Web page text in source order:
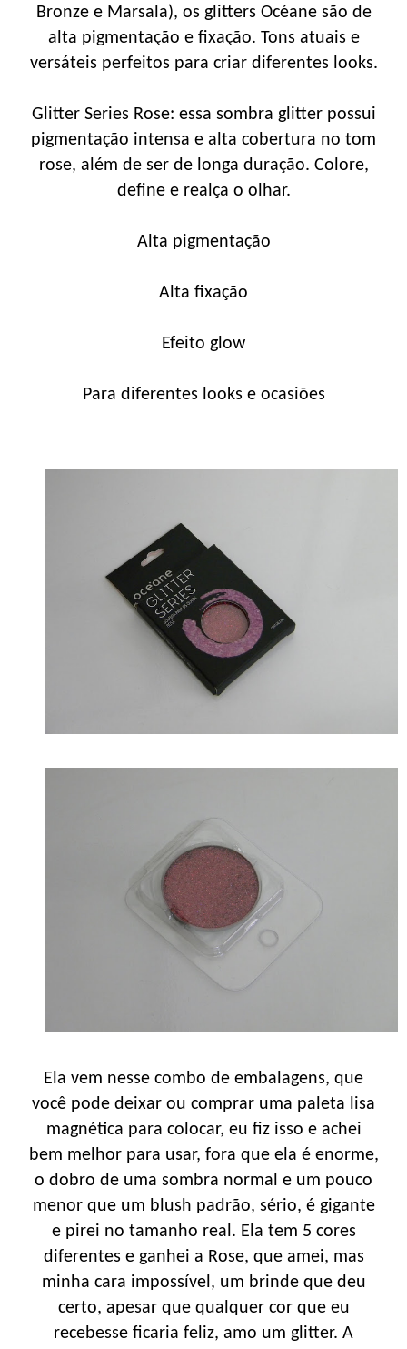
Bronze e Marsala), os glitters Océane são de
alta pigmentação e fixação. Tons atuais e
versáteis perfeitos para criar diferentes looks.
Glitter Series Rose: essa sombra glitter possui
pigmentação intensa e alta cobertura no tom
rose, além de ser de longa duração. Colore,
define e realça o olhar.
Alta pigmentação
Alta fixação
Efeito glow
Para diferentes looks e ocasiões
Ela vem nesse combo de embalagens, que
você pode deixar ou comprar uma paleta lisa
magnética para colocar, eu fiz isso e achei
bem melhor para usar, fora que ela é enorme,
o dobro de uma sombra normal e um pouco
menor que um blush padrão, sério, é gigante
e pirei no tamanho real. Ela tem 5 cores
diferentes e ganhei a Rose, que amei, mas
minha cara impossível, um brinde que deu
certo, apesar que qualquer cor que eu
recebesse ficaria feliz, amo um glitter. A